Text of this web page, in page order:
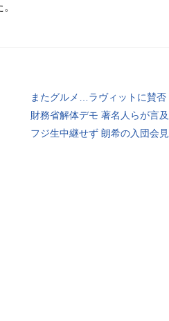
またグルメ…ラヴィットに賛否
財務省解体デモ 著名人らが言及
フジ生中継せず 朗希の入団会見